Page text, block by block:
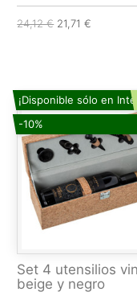
24,12 € 21,71 €
¡Disponible sólo en
-10%
Set 4 utensilios
beige y negro